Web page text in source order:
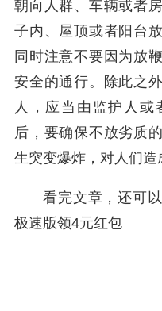
朝向人群、车辆或者
子内、屋顶或者阳台
同时注意不要因为放
安全的通行。除此之
人，应当由监护人或
后，要确保不放劣质
生突变爆炸，对人们造
看完文章，还可
极速版领4元红包